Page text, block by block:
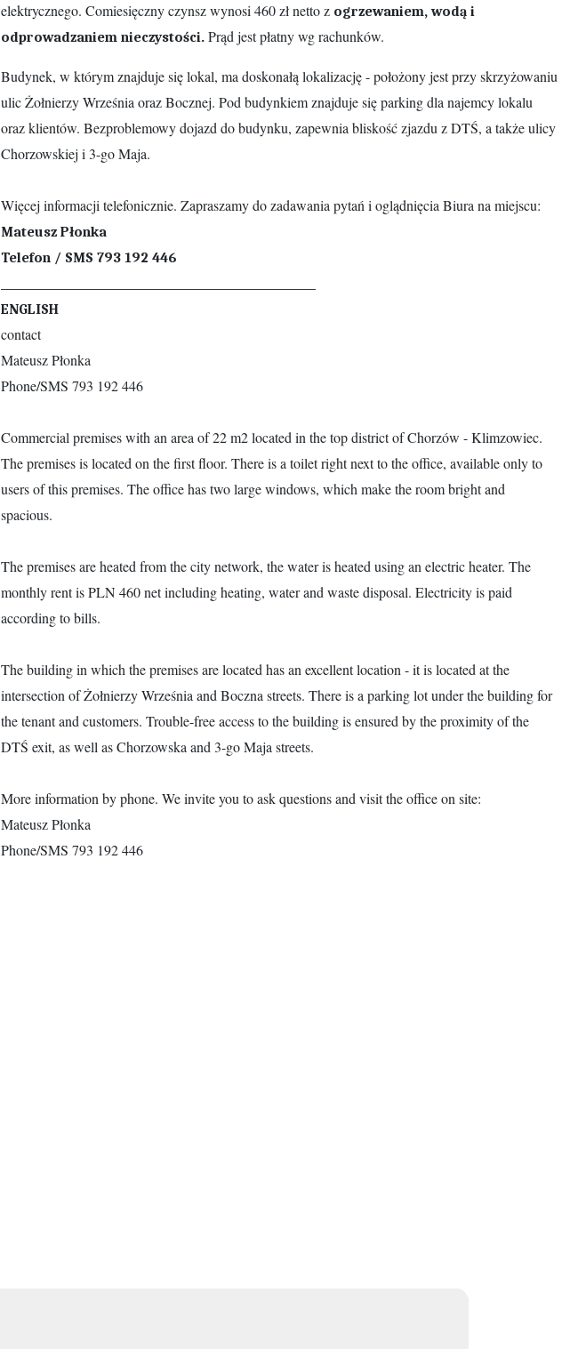
elektrycznego. Comiesięczny czynsz wynosi 460 zł netto z ogrzewaniem, wodą i
odprowadzaniem nieczystości. Prąd jest płatny wg rachunków.
Budynek, w którym znajduje się lokal, ma doskonałą lokalizację - położony jest przy skrzyżowaniu
ulic Żołnierzy Września oraz Bocznej. Pod budynkiem znajduje się parking dla najemcy lokalu
oraz klientów. Bezproblemowy dojazd do budynku, zapewnia bliskość zjazdu z DTŚ, a także ulicy
Chorzowskiej i 3-go Maja.
Więcej informacji telefonicznie. Zapraszamy do zadawania pytań i oglądnięcia Biura na miejscu:
Mateusz Płonka
Telefon / SMS 793 192 446
ENGLISH
contact
Mateusz Płonka
Phone/SMS 793 192 446
Commercial premises with an area of 22 m2 located in the top district of Chorzów - Klimzowiec.
The premises is located on the first floor. There is a toilet right next to the office, available only to
users of this premises. The office has two large windows, which make the room bright and
spacious.
The premises are heated from the city network, the water is heated using an electric heater. The
monthly rent is PLN 460 net including heating, water and waste disposal. Electricity is paid
according to bills.
The building in which the premises are located has an excellent location - it is located at the
intersection of Żołnierzy Września and Boczna streets. There is a parking lot under the building for
the tenant and customers. Trouble-free access to the building is ensured by the proximity of the
DTŚ exit, as well as Chorzowska and 3-go Maja streets.
More information by phone. We invite you to ask questions and visit the office on site:
Mateusz Płonka
Phone/SMS 793 192 446